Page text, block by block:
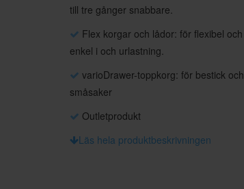
till tre gånger snabbare.
Flex korgar och lådor: för flexibel och
enkel i och urlastning.
varioDrawer-toppkorg: för bestick och
småsaker
Outletprodukt
Läs hela produktbeskrivningen